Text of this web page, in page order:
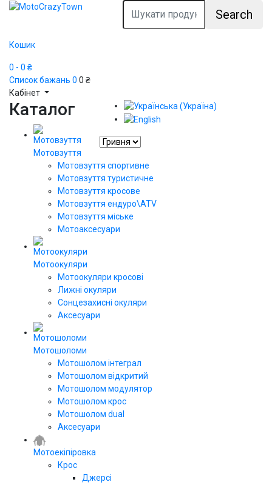
Search
Кошик
0 - 0 ₴
Список бажань 0 0 ₴
Кабінет
Каталог
Мотовзуття
Мотовзуття спортивне
Мотовзуття туристичне
Мотовзуття кросове
Мотовзуття ендуро\АТV
Мотовзуття міське
Мотоаксесуари
Мотоокуляри
Мотоокуляри кросові
Лижні окуляри
Сонцезахисні окуляри
Аксесуари
Мотошоломи
Мотошолом інтеграл
Мотошолом відкритий
Мотошолом модулятор
Мотошолом крос
Мотошолом dual
Аксесуари
Мотоекіпіровка
Крос
Джерсі